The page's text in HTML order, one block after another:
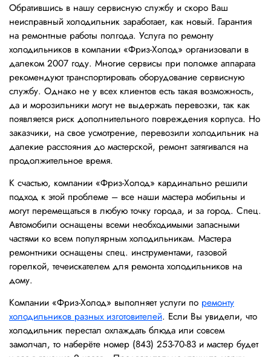
Обратившись в нашу сервисную службу и скоро Ваш
неисправный холодильник заработает, как новый. Гарантия
на ремонтные работы полгода. Услуга по ремонту
холодильников в компании «Фриз-Холод» организовали в
далеком 2007 году. Многие сервисы при поломке аппарата
рекомендуют транспортировать оборудование сервисную
службу. Однако не у всех клиентов есть такая возможность,
да и морозильники могут не выдержать перевозки, так как
появляется риск дополнительного повреждения корпуса. Но
заказчики, на свое усмотрение, перевозили холодильник на
далекие расстояния до мастерской, ремонт затягивался на
продолжительное время.
К счастью, компании «Фриз-Холод» кардинально решили
подход к этой проблеме – все наши мастера мобильны и
могут перемещаться в любую точку города, и за город. Спец.
Автомобили оснащены всеми необходимыми запасными
частями ко всем популярным холодильникам. Мастера
ремонтники оснащены спец. инструментами, газовой
горелкой, течеискателем для ремонта холодильников на
дому.
Компании «Фриз-Холод» выполняет услуги по ремонту
холодильников разных изготовителей. Если Вы увидели, что
холодильник перестал охлаждать блюда или совсем
замолчал, то наберёте номер (843) 253-70-83 и мастер будет